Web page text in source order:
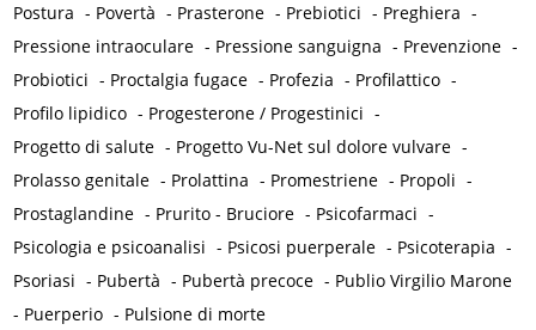
Postura - Povertà - Prasterone - Prebiotici - Preghiera -
Pressione intraoculare - Pressione sanguigna - Prevenzione -
Probiotici - Proctalgia fugace - Profezia - Profilattico -
Profilo lipidico - Progesterone / Progestinici -
Progetto di salute - Progetto Vu-Net sul dolore vulvare -
Prolasso genitale - Prolattina - Promestriene - Propoli -
Prostaglandine - Prurito - Bruciore - Psicofarmaci -
Psicologia e psicoanalisi - Psicosi puerperale - Psicoterapia -
Psoriasi - Pubertà - Pubertà precoce - Publio Virgilio Marone
- Puerperio - Pulsione di morte